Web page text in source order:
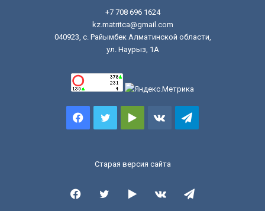
+7 708 696 1624
kz.matritca@gmail.com
040923, с. Райымбек Алматинской области,
ул. Наурыз, 1А
FacebookTwitterGoogle vk.comTelegram
Старая версия сайта
FacebookTwitterGoogle vk.comTelegram